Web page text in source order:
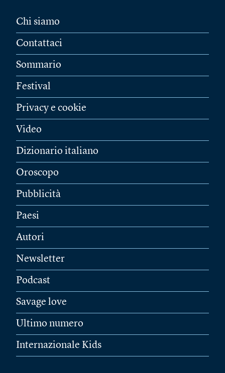
Chi siamo
Contattaci
Sommario
Festival
Privacy e cookie
Video
Dizionario italiano
Oroscopo
Pubblicità
Paesi
Autori
Newsletter
Podcast
Savage love
Ultimo numero
Internazionale Kids